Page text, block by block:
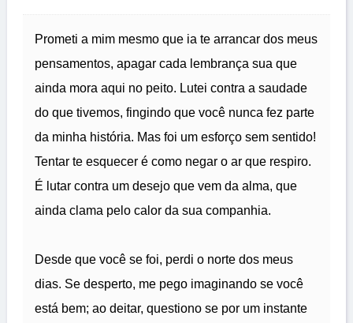
Prometi a mim mesmo que ia te arrancar dos meus
pensamentos, apagar cada lembrança sua que
ainda mora aqui no peito. Lutei contra a saudade
do que tivemos, fingindo que você nunca fez parte
da minha história. Mas foi um esforço sem sentido!
Tentar te esquecer é como negar o ar que respiro.
É lutar contra um desejo que vem da alma, que
ainda clama pelo calor da sua companhia.
Desde que você se foi, perdi o norte dos meus
dias. Se desperto, me pego imaginando se você
está bem; ao deitar, questiono se por um instante